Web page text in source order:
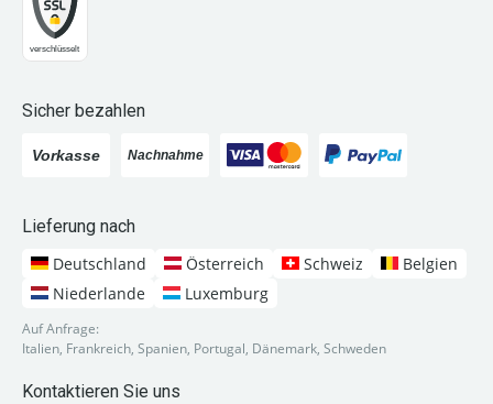
Sicher bezahlen
Lieferung nach
Deutschland
Österreich Schweiz
Belgien
Niederlande
Luxemburg
Auf Anfrage:
Italien, Frankreich, Spanien, Portugal, Dänemark, Schweden
Kontaktieren Sie uns